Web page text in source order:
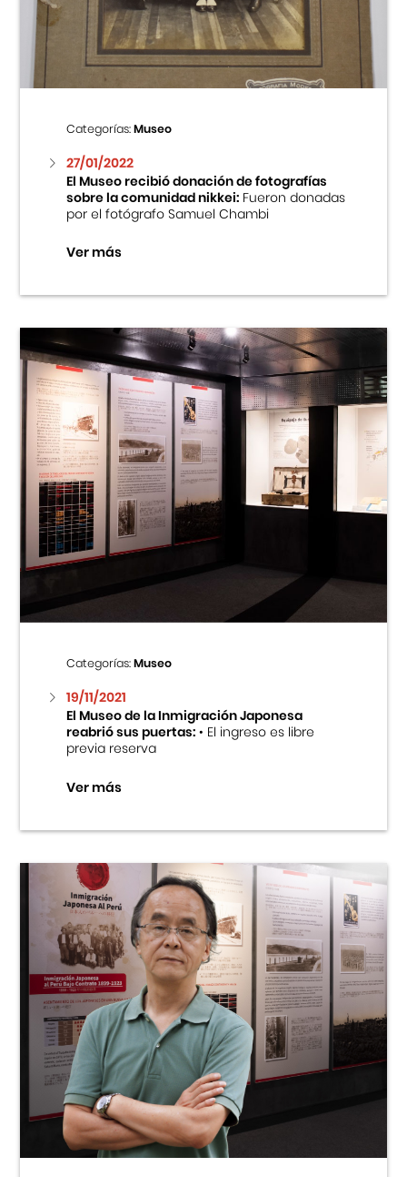
Centro Cultural Peruano Japonés
Museo de la Inmigración Japonesa
Fondo Editorial
Teatro Peruano Japonés
Categorías:Museo
27/01/2022
El Museo recibió donación de fotografías
sobre la comunidad nikkei:Fueron donadas
por el fotógrafo Samuel Chambi
Ver más
Categorías:Museo
19/11/2021
El Museo de la Inmigración Japonesa
reabrió sus puertas:• El ingreso es libre
previa reserva
Ver más